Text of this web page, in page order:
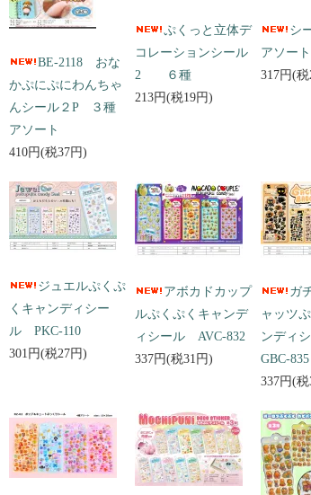
BE-2118 おな
かぷにぷにわんちゃ
んシール２P ３種
アソート
410円(税37円)
ぷくっと立体デ
コレーションシール
2 ６種
213円(税19円)
シ
アソー
317円(
ジュエルぷくぷ
くキャンディシー
ル PKC-110
301円(税27円)
アボカドカップ
ルぷくぷくキャンデ
ィシール AVC-832
337円(税31円)
ガ
ャッツ
ンディ
GBC-835
337円(